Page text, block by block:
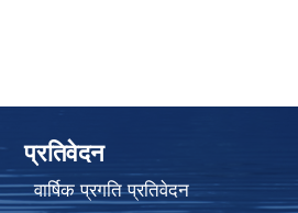
प्रतिवेदन
वार्षिक प्रगति प्रतिवेदन